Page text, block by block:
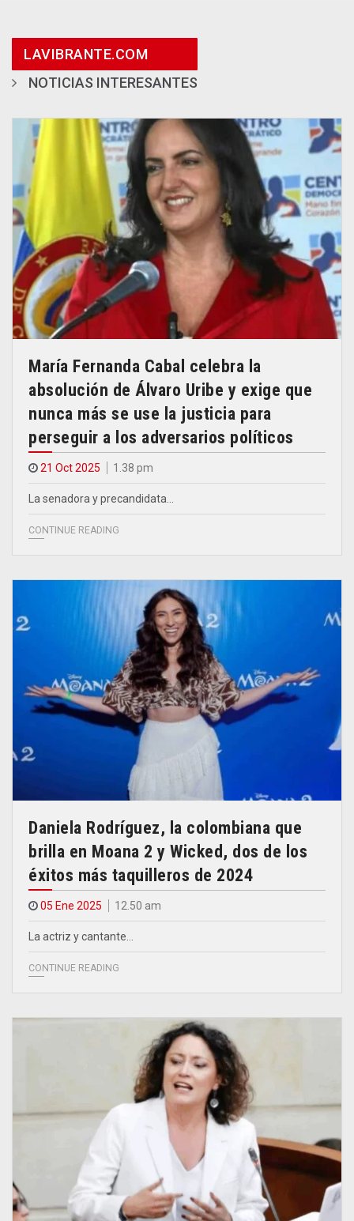
LAVIBRANTE.COM
NOTICIAS INTERESANTES
María Fernanda Cabal celebra la
absolución de Álvaro Uribe y exige que
nunca más se use la justicia para
perseguir a los adversarios políticos
21 Oct 2025 1.38 pm
La senadora y precandidata…
CONTINUE READING
Daniela Rodríguez, la colombiana que
brilla en Moana 2 y Wicked, dos de los
éxitos más taquilleros de 2024
05 Ene 2025 12.50 am
La actriz y cantante…
CONTINUE READING